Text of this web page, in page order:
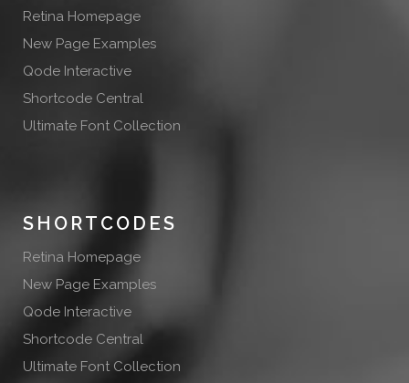
Retina Homepage
New Page Examples
Qode Interactive
Shortcode Central
Ultimate Font Collection
SHORTCODES
Retina Homepage
New Page Examples
Qode Interactive
Shortcode Central
Ultimate Font Collection